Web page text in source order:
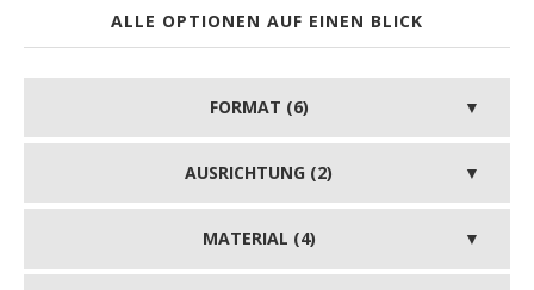
ALLE OPTIONEN AUF EINEN BLICK
FORMAT (6)
AUSRICHTUNG (2)
MATERIAL (4)